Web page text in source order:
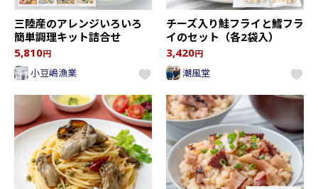
三陸産のアレンジいろいろ
簡単調理キット詰合せ
5,810円
小豆嶋漁業
チーズ入り鮭フライと鱈フラ
イのセット（各2袋入）
3,420円
潮風堂